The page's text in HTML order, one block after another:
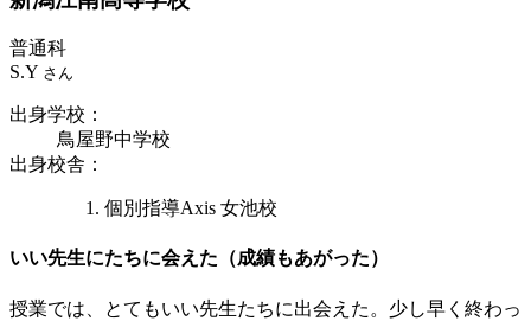
普通科
S.Y さん
出身学校 ：
鳥屋野中学校
出身校舎 ：
個別指導Axis 女池校
いい先生にたちに会えた（成績もあがった）
授業では、とてもいい先生たちに出会えた。少し早く終わっ